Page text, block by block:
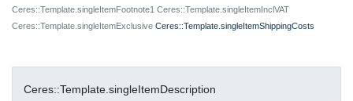
Ceres::Template.singleItemFootnote1 Ceres::Template.singleItemInclVAT
Ceres::Template.singleItemExclusive Ceres::Template.singleItemShippingCosts
Ceres::Template.singleItemDescription